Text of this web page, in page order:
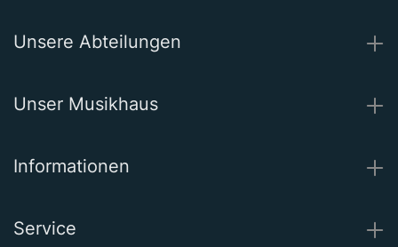
Unsere Abteilungen
Unser Musikhaus
Informationen
Service